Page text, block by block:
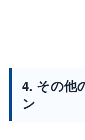
4. その他
ン